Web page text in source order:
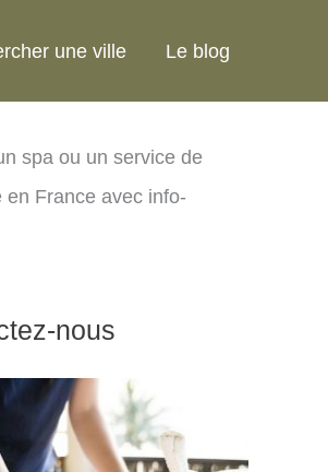
une ville Le blog
spa ou un service de
en France avec info-
nous